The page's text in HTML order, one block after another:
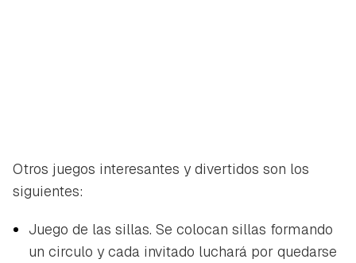
Otros juegos interesantes y divertidos son los
siguientes:
Juego de las sillas. Se colocan sillas formando
un circulo y cada invitado luchará por quedarse